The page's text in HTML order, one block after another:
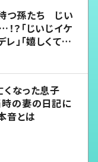
つ孫たち じい
？「じいじイケ
レ」「嬉しくて可
くなった息子
の妻の日記に
音とは